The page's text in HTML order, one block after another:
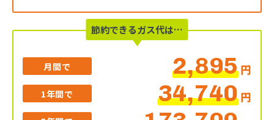
節約できるガス代は…
月間で 2,895円
1年間で 34,740円